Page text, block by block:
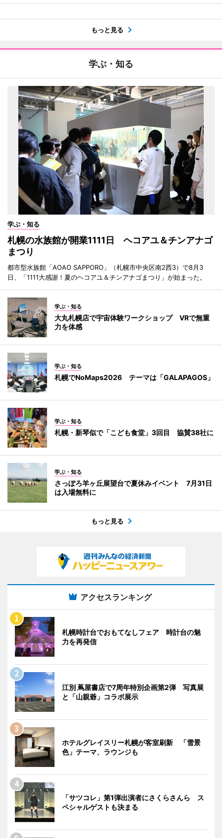
もっと見る
学ぶ・知る
学ぶ・知る
札幌の水族館が開業1111日 ヘコアユ＆チンアナゴ
まつり
都市型水族館「AOAO SAPPORO」（札幌市中央区南2西3）で8月3
日、「1111大感謝！夏のヘコアユ＆チンアナゴまつり」が始まった。
学ぶ・知る
大丸札幌店で宇宙体験ワークショップ VRで無重
力を体感
学ぶ・知る
札幌でNoMaps2026 テーマは「GALAPAGOS」
学ぶ・知る
札幌・新琴似で「こども食堂」3回目 協賛38社に
学ぶ・知る
さっぽろ羊ヶ丘展望台で夏休みイベント 7月31日
は入場無料に
もっと見る
アクセスランキング
札幌時計台でおもてなしフェア 時計台の魅
力を再発信
江別 蔦屋書店で7周年特別企画第2弾 写真展
と「山親爺」コラボ展示
ホテルグレイスリー札幌が客室刷新 「雪景
色」テーマ、ラウンジも
「サツコレ」第1弾出演者にさくらさんら ス
ペシャルゲストも決まる